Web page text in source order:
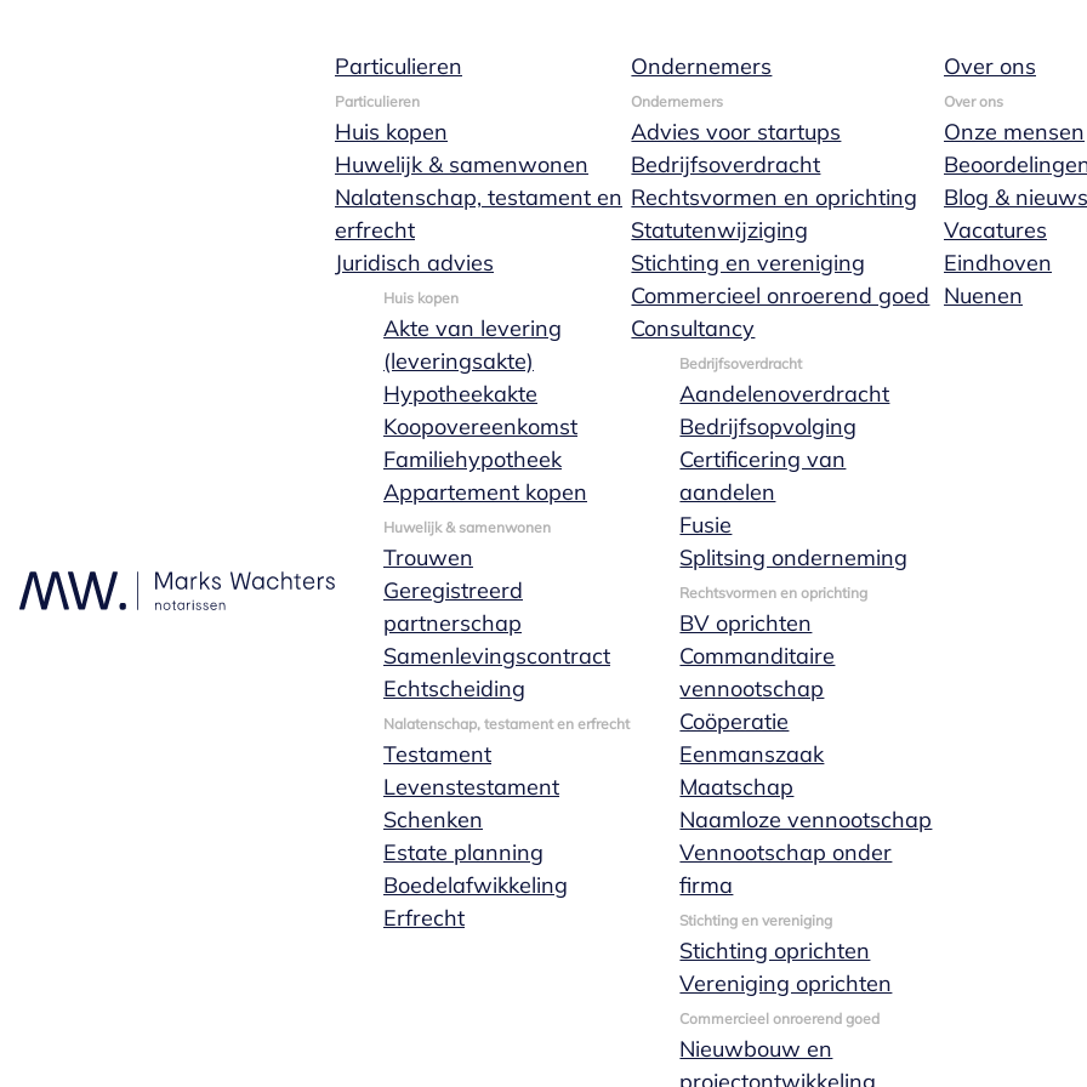
Particulieren
Particulieren
Huis kopen
Huwelijk & samenwonen
Nalatenschap, testament en
erfrecht
Juridisch advies
Huis kopen
Akte van levering
(leveringsakte)
Hypotheekakte
Koopovereenkomst
Familiehypotheek
Appartement kopen
Huwelijk & samenwonen
Trouwen
Geregistreerd
partnerschap
Samenlevingscontract
Echtscheiding
Nalatenschap, testament en erfrecht
Testament
Levenstestament
Schenken
Estate planning
Boedelafwikkeling
Erfrecht
Ondernemers
Ondernemers
Advies voor startups
Bedrijfsoverdracht
Rechtsvormen en oprichting
Statutenwijziging
Stichting en vereniging
Commercieel onroerend goed
Consultancy
Bedrijfsoverdracht
Aandelenoverdracht
Bedrijfsopvolging
Certificering van
aandelen
Fusie
Splitsing onderneming
Rechtsvormen en oprichting
BV oprichten
Commanditaire
vennootschap
Coöperatie
Eenmanszaak
Maatschap
Naamloze vennootschap
Vennootschap onder
firma
Stichting en vereniging
Stichting oprichten
Vereniging oprichten
Commercieel onroerend goed
Nieuwbouw en
Over ons
Over ons
Onze mensen
Blog & nieuws
Vacatures
Eindhoven
Nuenen
Eveline Claes